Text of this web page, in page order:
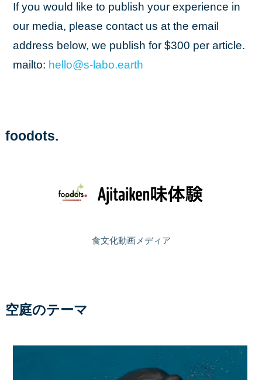
If you would like to publish your experience in
our media, please contact us at the email
address below, we publish for $300 per article.
mailto: hello@s-labo.earth
foodots.
食文化動画メディア
空庭のテーマ